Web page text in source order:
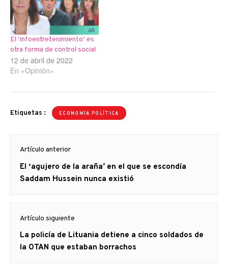
El ‘infoentretenimiento’ es
otra forma de control social
12 de abril de 2022
En «Opinión»
Etiquetas : ECONOMÍA POLÍTICA
de
entradas
Artículo anterior
Artículo
anterior
El ‘agujero de la araña’ en el que se escondía
Saddam Hussein nunca existió
Artículo siguiente
Artículo
siguiente:
La policía de Lituania detiene a cinco soldados de
la OTAN que estaban borrachos